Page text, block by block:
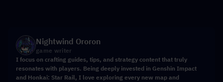
Nightwind Ororon
game writer
I focus on crafting guides, tips, and strategy content that truly
resonates with players. Being deeply invested in Genshin Impact
and Honkai: Star Rail, I love exploring every new map and